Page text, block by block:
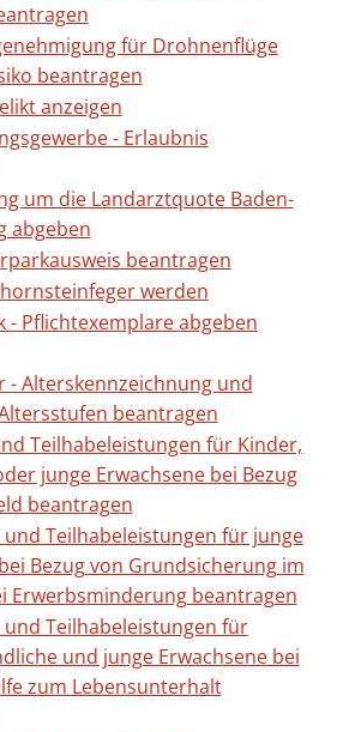
für Drohnenflüge
beantragen
anzeigen
- Erlaubnis
um die Landarztquote Baden-
abgeben
beantragen
werden
- Pflichtexemplare abgeben
- Alterskennzeichnung und
beantragen
Teilhabeleistungen für Kinder,
junge Erwachsene bei Bezug
beantragen
und Teilhabeleistungen für junge
Bezug von Grundsicherung im
Erwerbsminderung beantragen
und Teilhabeleistungen für
und junge Erwachsene bei
zum Lebensunterhalt